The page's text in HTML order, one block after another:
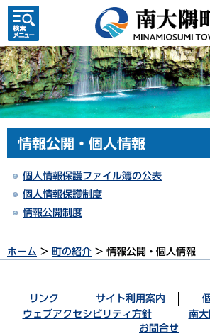
検索・
共通メ
ニュー
情報公開・個人情報
個人情報保護ファイル簿の公表
個人情報保護制度
情報公開制度
ホーム > 町の紹介 > 情報公開・個人情報
リンク サイト利用案内
ウェブアクセシビリティ方針
南
お問合せ